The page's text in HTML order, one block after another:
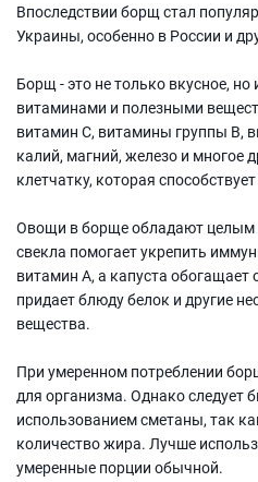
Впоследствии борщ стал
Украины, особенно в России и
Борщ - это не только вкусное,
витаминами и полезными
витамин С, витамины группы В,
калий, магний, железо и многое
клетчатку, которая
Овощи в борще обладают целым
свекла помогает укрепить
витамин А, а капуста
придает блюду белок и другие
вещества.
При умеренном потреблении
для организма. Однако следует
использованием сметаны, так
количество жира. Лучше
умеренные порции обычной.